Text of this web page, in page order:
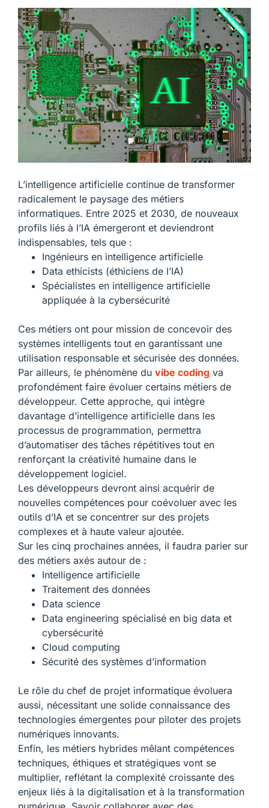
L’intelligence artificielle continue de transformer
radicalement le paysage des métiers
informatiques. Entre 2025 et 2030, de nouveaux
profils liés à l’IA émergeront et deviendront
indispensables, tels que :
Ingénieurs en intelligence artificielle
Data ethicists (éthiciens de l’IA)
Spécialistes en intelligence artificielle
appliquée à la cybersécurité
Ces métiers ont pour mission de concevoir des
systèmes intelligents tout en garantissant une
utilisation responsable et sécurisée des données.
Par ailleurs, le phénomène du vibe coding va
profondément faire évoluer certains métiers de
développeur. Cette approche, qui intègre
davantage d’intelligence artificielle dans les
processus de programmation, permettra
d’automatiser des tâches répétitives tout en
renforçant la créativité humaine dans le
développement logiciel.
Les développeurs devront ainsi acquérir de
nouvelles compétences pour coévoluer avec les
outils d’IA et se concentrer sur des projets
complexes et à haute valeur ajoutée.
Sur les cinq prochaines années, il faudra parier sur
des métiers axés autour de :
Intelligence artificielle
Traitement des données
Data science
Data engineering spécialisé en big data et
cybersécurité
Cloud computing
Sécurité des systèmes d’information
Le rôle du chef de projet informatique évoluera
aussi, nécessitant une solide connaissance des
technologies émergentes pour piloter des projets
numériques innovants.
Enfin, les métiers hybrides mêlant compétences
techniques, éthiques et stratégiques vont se
multiplier, reflétant la complexité croissante des
enjeux liés à la digitalisation et à la transformation